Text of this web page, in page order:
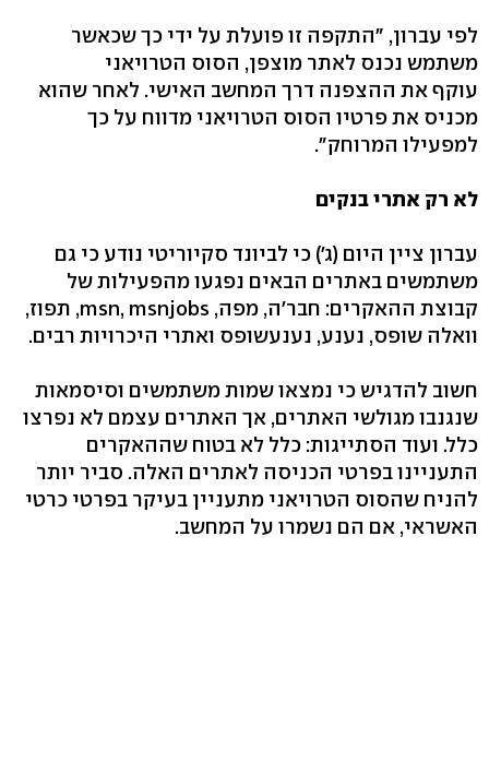
לפי עברון, "התקפה זו פועלת על ידי כך שכאשר
משתמש נכנס לאתר מוצפן, הסוס הטרויאני
עוקף את ההצפנה דרך המחשב האישי. לאחר שהוא
מכניס את פרטיו הסוס הטרויאני מדווח על כך
למפעילו המרוחק".
לא רק אתרי בנקים
עברון ציין היום (ג') כי לביונד סקיוריטי נודע כי גם
משתמשים באתרים הבאים נפגעו מהפעילות של
קבוצת ההאקרים: חבר'ה, מפה, msn, msnjobs, תפוז,
וואלה שופס, נענע, נענעשופס ואתרי היכרויות רבים.
חשוב להדגיש כי נמצאו שמות משתמשים וסיסמאות
שנגנבו מגולשי האתרים, אך האתרים עצמם לא נפרצו
כלל. ועוד הסתייגות: כלל לא בטוח שההאקרים
התעניינו בפרטי הכניסה לאתרים האלה. סביר יותר
להניח שהסוס הטרויאני מתעניין בעיקר בפרטי כרטי
האשראי, אם הם נשמרו על המחשב.